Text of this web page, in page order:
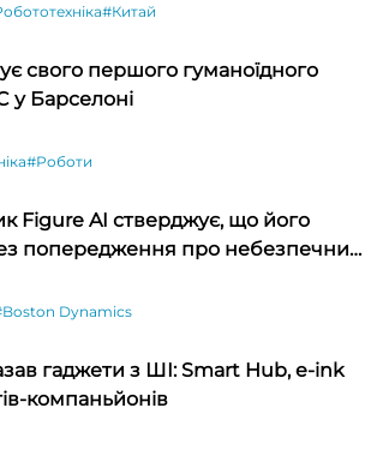
#Китай
свого першого гуманоїдного
у Барселоні
#Роботи
Figure AI стверджує, що його
попередження про небезпечних
на компанію чекає суд
Dynamics
гаджети з ШІ: Smart Hub, e-ink
компаньйонів